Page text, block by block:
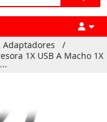
/
1X USB A Macho 1X